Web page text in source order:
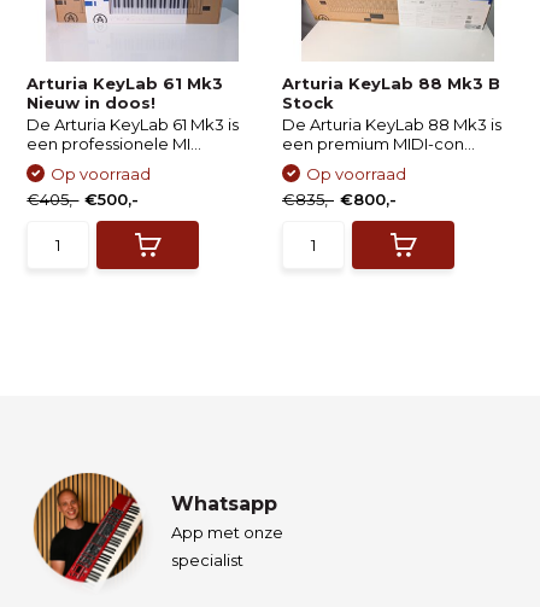
Arturia KeyLab 61 Mk3
Nieuw in doos!
De Arturia KeyLab 61 Mk3 is
een professionele MI...
Op voorraad
€405,- €500,-
Arturia KeyLab 88 Mk3 B
Stock
De Arturia KeyLab 88 Mk3 is
een premium MIDI-con...
Op voorraad
€835,- €800,-
Whatsapp
App met onze
specialist